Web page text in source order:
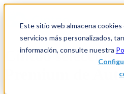
Este sitio web almacena
servicios más personalizados,
información, consulte nuestra
Cintoo
Premium de